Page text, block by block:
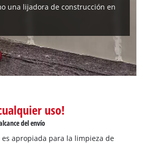
una lijadora de construcción en
uso!
del envío
apropiada para la limpieza de